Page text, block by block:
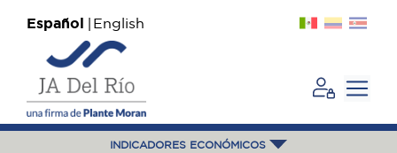
Español English
INDICADORES ECONÓMICOS